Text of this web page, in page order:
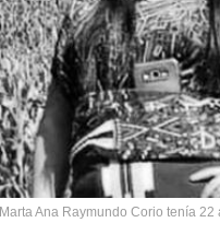
Marta Ana Raymundo Corio tenía